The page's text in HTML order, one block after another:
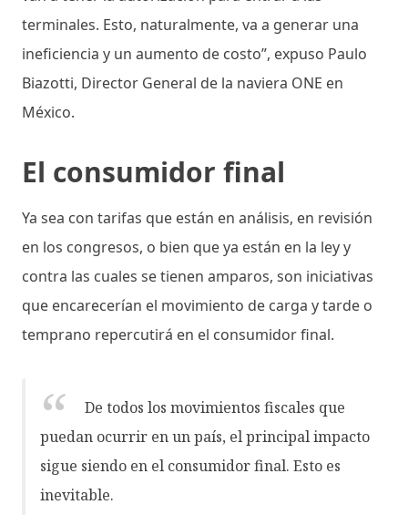
terminales. Esto, naturalmente, va a generar una
ineficiencia y un aumento de costo”, expuso Paulo
Biazotti, Director General de la naviera ONE en
México.
El consumidor final
Ya sea con tarifas que están en análisis, en revisión
en los congresos, o bien que ya están en la ley y
contra las cuales se tienen amparos, son iniciativas
que encarecerían el movimiento de carga y tarde o
temprano repercutirá en el consumidor final.
De todos los movimientos fiscales que
puedan ocurrir en un país, el principal impacto
sigue siendo en el consumidor final. Esto es
inevitable.